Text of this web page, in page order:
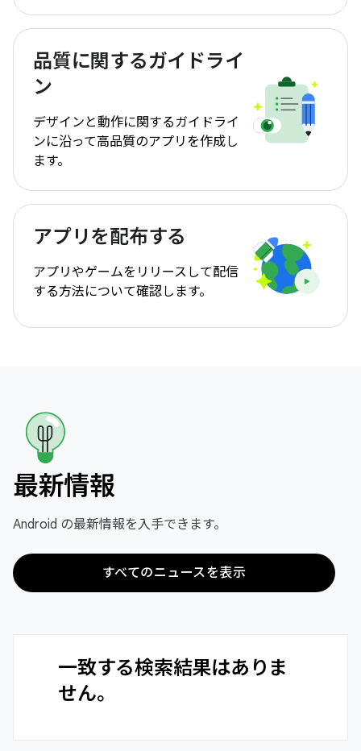
品質に関するガイドライ
ン
デザインと動作に関するガイドライ
ンに沿って高品質のアプリを作成し
ます。
アプリを配布する
アプリやゲームをリリースして配信
する方法について確認します。
最新情報
Android の最新情報を入手できます。
すべてのニュースを表示
一致する検索結果はありま
せん。